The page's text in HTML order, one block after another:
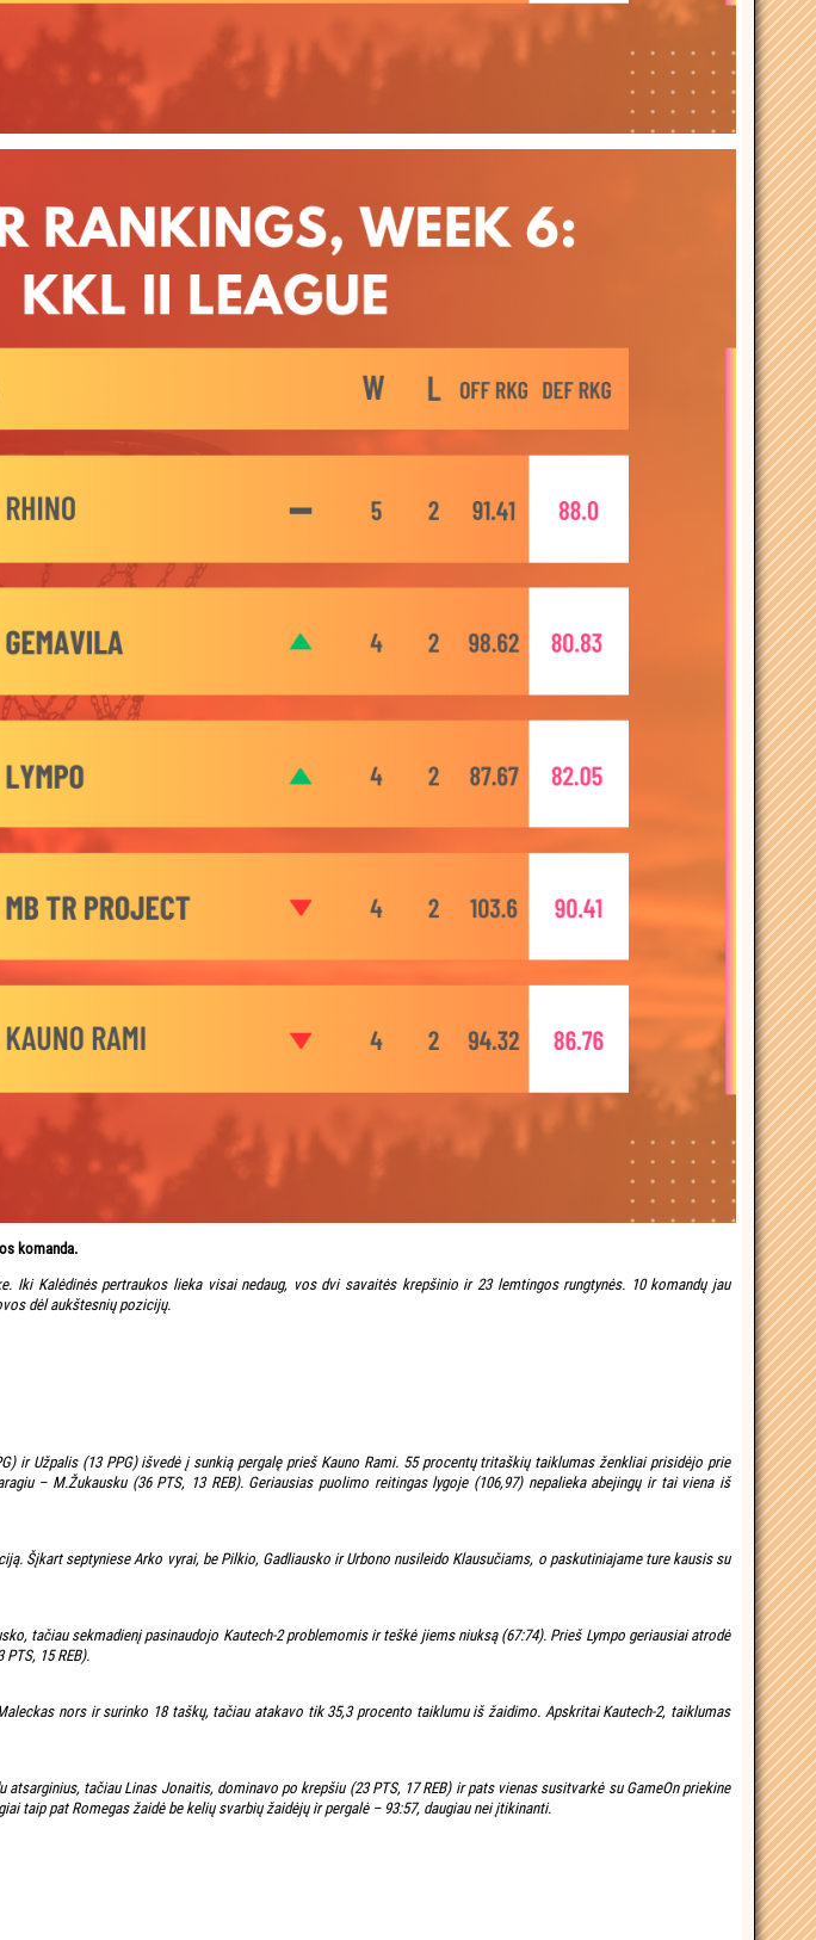
komanda.
Iki Kalėdinės pertraukos lieka visai nedaug, vos dvi savaitės krepšinio ir 23 lemtingos rungtynės. 10 komandų jau
dėl aukštesnių pozicijų.
ir Užpalis (13 PPG) išvedė į sunkią pergalę prieš Kauno Rami. 55 procentų tritaškių taiklumas ženkliai prisidėjo prie
– M.Žukausku (36 PTS, 13 REB). Geriausias puolimo reitingas lygoje (106,97) nepalieka abejingų ir tai viena iš
Šįkart septyniese Arko vyrai, be Pilkio, Gadliausko ir Urbono nusileido Klausučiams, o paskutiniajame ture kausis su
tačiau sekmadienį pasinaudojo Kautech-2 problemomis ir teškė jiems niuksą (67:74). Prieš Lympo geriausiai atrodė
15 REB).
nors ir surinko 18 taškų, tačiau atakavo tik 35,3 procento taiklumu iš žaidimo. Apskritai Kautech-2, taiklumas
tačiau Linas Jonaitis, dominavo po krepšiu (23 PTS, 17 REB) ir pats vienas susitvarkė su GameOn priekine
taip pat Romegas žaidė be kelių svarbių žaidėjų ir pergalė – 93:57, daugiau nei įtikinanti.